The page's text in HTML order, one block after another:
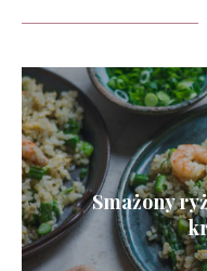
Smażony